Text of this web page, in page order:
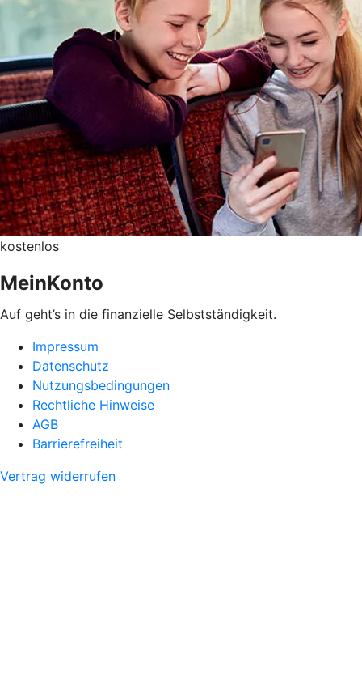
kostenlos
MeinKonto
Auf geht’s in die finanzielle Selbstständigkeit.
Impressum
Datenschutz
Nutzungsbedingungen
Rechtliche Hinweise
AGB
Barrierefreiheit
Vertrag widerrufen